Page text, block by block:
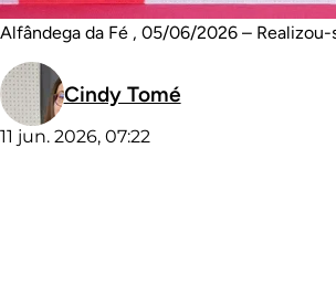
Alfândega da Fé , 05/06/2026 – Realizou-
Cindy Tomé
11 jun. 2026, 07:22